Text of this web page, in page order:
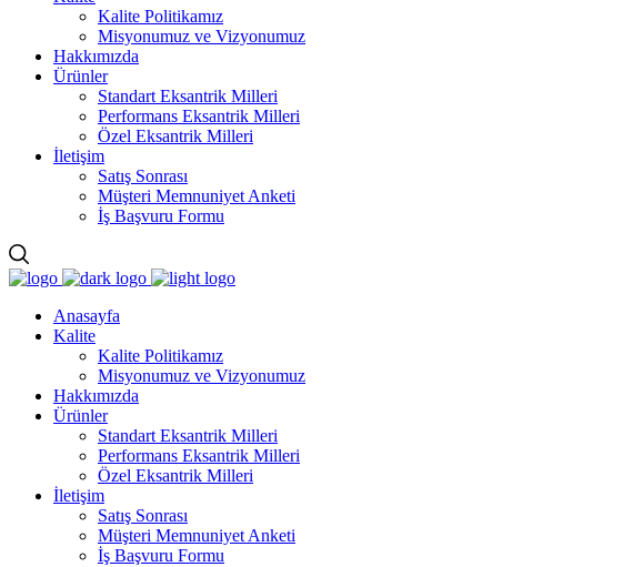
Kalite Politikamız
Misyonumuz ve Vizyonumuz
Hakkımızda
Ürünler
Standart Eksantrik Milleri
Performans Eksantrik Milleri
Özel Eksantrik Milleri
İletişim
Satış Sonrası
Müşteri Memnuniyet Anketi
İş Başvuru Formu
Anasayfa
Kalite
Kalite Politikamız
Misyonumuz ve Vizyonumuz
Hakkımızda
Ürünler
Standart Eksantrik Milleri
Performans Eksantrik Milleri
Özel Eksantrik Milleri
İletişim
Satış Sonrası
Müşteri Memnuniyet Anketi
İş Başvuru Formu